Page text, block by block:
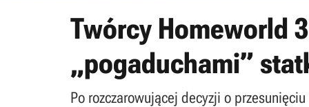
Twórcy Homeworld
„pogaduchami”
Po rozczarowującej decyzji o